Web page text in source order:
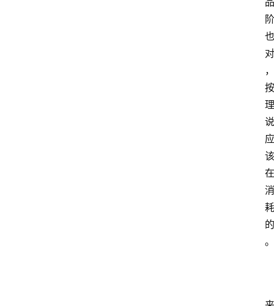
阶
也
对
，
按
理
说
应
该
在
消
耗
的
。